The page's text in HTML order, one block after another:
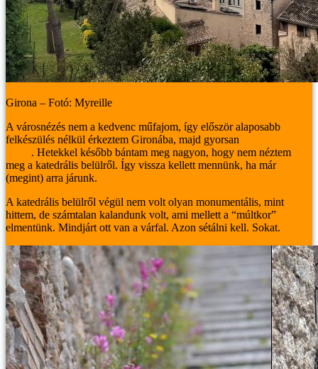
Girona – Fotó: Myreille
A városnézés nem a kedvenc műfajom, így először alaposabb
felkészülés nélkül érkeztem Gironába, majd gyorsan
. Hetekkel később bántam meg nagyon, hogy nem néztem
meg a katedrális belülről. Így vissza kellett mennünk, ha már
(megint) arra járunk.
A katedrális belülről végül nem volt olyan monumentális, mint
hittem, de számtalan kalandunk volt, ami mellett a “múltkor”
elmentünk. Mindjárt ott van a várfal. Azon sétálni kell. Sokat.